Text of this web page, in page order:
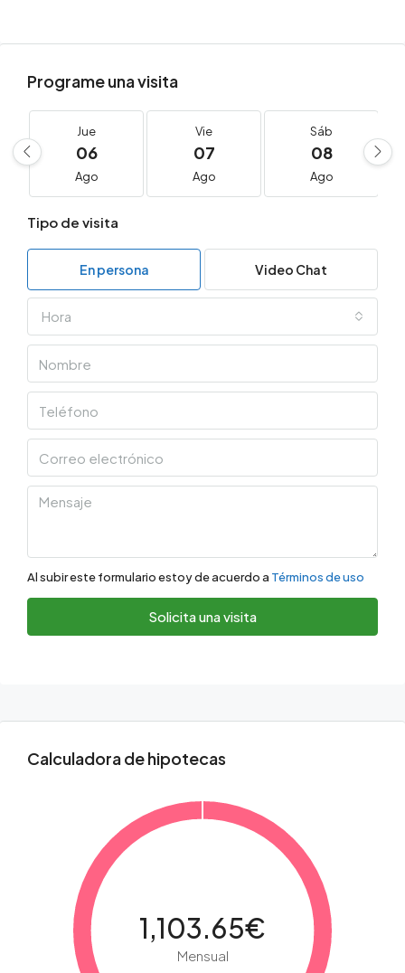
Programe una visita
Jue
06
Ago
Vie
07
Ago
Sáb
08
Ago
Tipo de visita
En persona Video Chat
Hora
Al subir este formulario estoy de acuerdo a Términos de uso
Solicita una visita
Calculadora de hipotecas
1,103.65€
Mensual